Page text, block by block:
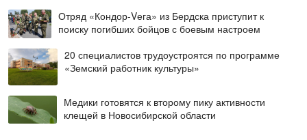
Отряд «Кондор-Vега» из Бердска приступит к
поиску погибших бойцов с боевым настроем
20 специалистов трудоустроятся по программе
«Земский работник культуры»
Медики готовятся к второму пику активности
клещей в Новосибирской области